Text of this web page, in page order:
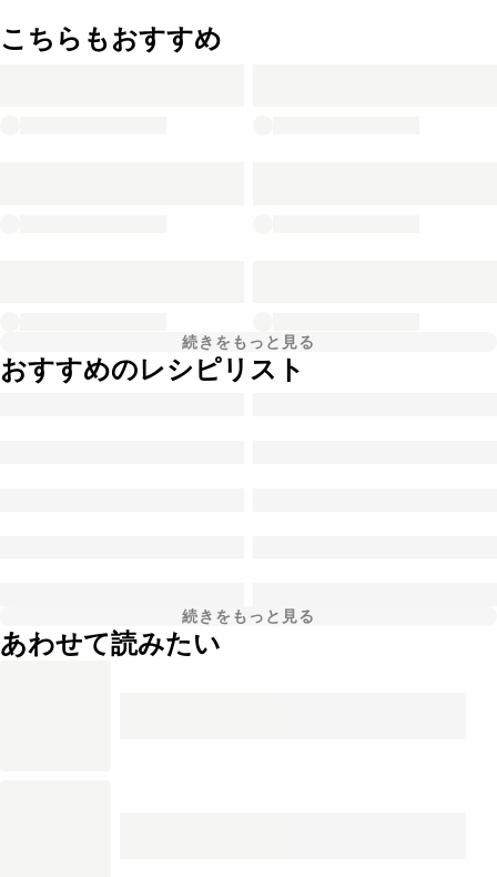
こちらもおすすめ
続きをもっと見る
おすすめのレシピリスト
続きをもっと見る
あわせて読みたい